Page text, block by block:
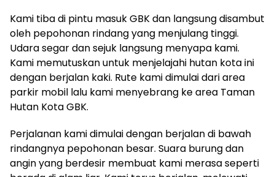
Kami tiba di pintu masuk GBK dan langsung disambut
oleh pepohonan rindang yang menjulang tinggi.
Udara segar dan sejuk langsung menyapa kami.
Kami memutuskan untuk menjelajahi hutan kota ini
dengan berjalan kaki. Rute kami dimulai dari area
parkir mobil lalu kami menyebrang ke area Taman
Hutan Kota GBK.
Perjalanan kami dimulai dengan berjalan di bawah
rindangnya pepohonan besar. Suara burung dan
angin yang berdesir membuat kami merasa seperti